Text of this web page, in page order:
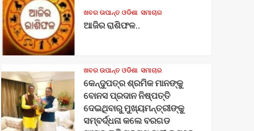
ଖବର ଉପାନ୍ତ ଓଡିଶା ସମାଚାର
ଆଜିର ରାଶିଫଳ..
ଖବର ଉପାନ୍ତ ଓଡିଶା ସମାଚାର
କେନ୍ଦୁପତ୍ର ଶ୍ରମିକ ମାନଙ୍କୁ
ବୋନସ ପ୍ରଦାନ ନିଷ୍ପତ୍ତି
ଦେଇଥିବାରୁ ମୁଖ୍ୟମନ୍ତ୍ରୀଙ୍କୁ
ସମ୍ବର୍ଦ୍ଧନା କଲେ ବରଗଡ